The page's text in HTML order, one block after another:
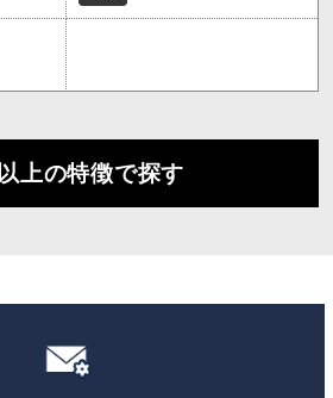
以上の特徴で探す